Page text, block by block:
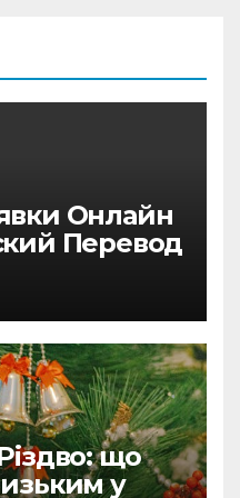
Онлайн
Перевод
що
у